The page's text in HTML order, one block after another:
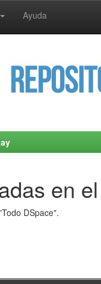
Ayuda
en
DSpace".